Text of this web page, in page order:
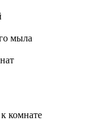
мыла
комнате